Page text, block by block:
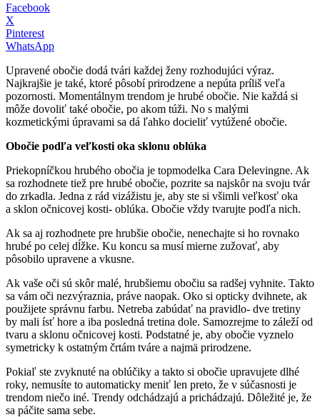
Facebook
X
Pinterest
WhatsApp
Upravené obočie dodá tvári každej ženy rozhodujúci výraz.
Najkrajšie je také, ktoré pôsobí prirodzene a nepúta príliš veľa
pozornosti. Momentálnym trendom je hrubé obočie. Nie každá si
môže dovoliť také obočie, po akom túži. No s malými
kozmetickými úpravami sa dá ľahko docieliť vytúžené obočie.
Obočie podľa veľkosti oka sklonu oblúka
Priekopníčkou hrubého obočia je topmodelka Cara Delevingne. Ak
sa rozhodnete tiež pre hrubé obočie, pozrite sa najskôr na svoju tvár
do zrkadla. Jedna z rád vizážistu je, aby ste si všimli veľkosť oka
a sklon očnicovej kosti- oblúka. Obočie vždy tvarujte podľa nich.
Ak sa aj rozhodnete pre hrubšie obočie, nenechajte si ho rovnako
hrubé po celej dĺžke. Ku koncu sa musí mierne zužovať, aby
pôsobilo upravene a vkusne.
Ak vaše oči sú skôr malé, hrubšiemu obočiu sa radšej vyhnite. Takto
sa vám oči nezvýraznia, práve naopak. Oko si opticky dvihnete, ak
použijete správnu farbu. Netreba zabúdať na pravidlo- dve tretiny
by mali ísť hore a iba posledná tretina dole. Samozrejme to záleží od
tvaru a sklonu očnicovej kosti. Podstatné je, aby obočie vyznelo
symetricky k ostatným črtám tváre a najmä prirodzene.
Pokiaľ ste zvyknuté na oblúčiky a takto si obočie upravujete dlhé
roky, nemusíte to automaticky meniť len preto, že v súčasnosti je
trendom niečo iné. Trendy odchádzajú a prichádzajú. Dôležité je, že
sa páčite sama sebe.